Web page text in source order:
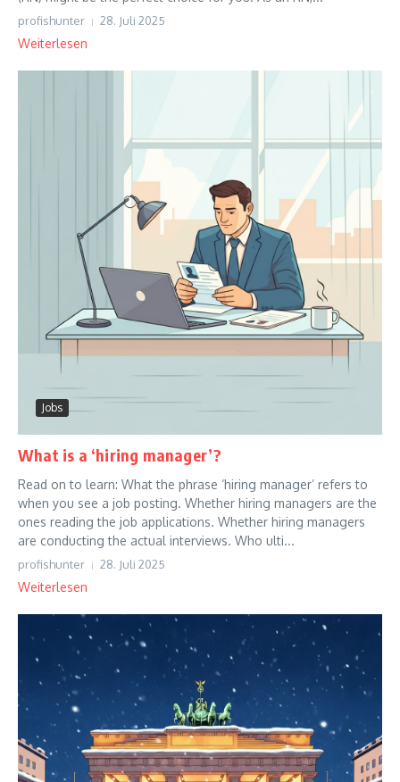
profishunter 28. Juli 2025
Weiterlesen
Jobs
What is a ‘hiring manager’?
Read on to learn: What the phrase ‘hiring manager’ refers to
when you see a job posting. Whether hiring managers are the
ones reading the job applications. Whether hiring managers
are conducting the actual interviews. Who ulti...
profishunter 28. Juli 2025
Weiterlesen